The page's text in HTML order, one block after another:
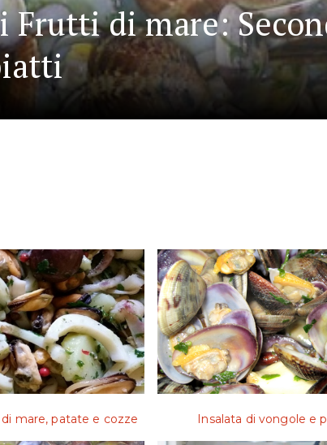
Frutti di mare:
mare, patate e cozze Insalata di vongole e